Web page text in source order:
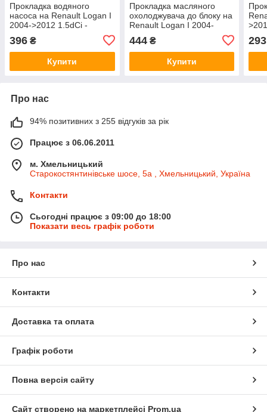
Прокладка водяного
насоса на Renault Logan I
2004->2012 1.5dCi -
21014-00Q0C
396 ₴
Купити
Прокладка масляного
охолоджувача до блоку на
Renault Logan I 2004-
>2012 1.5 dCi — Renault
(Оригінал) - 7701051538
444₴
Купити
293
Про нас
94% позитивних з 255 відгуків за рік
Працює з 06.06.2011
м. Хмельницький
Старокостянтинівське шосе, 5а , Хмельницький, Україна
Контакти
Сьогодні працює з 09:00 до 18:00
Показати весь графік роботи
Про нас
Контакти
Доставка та оплата
Графік роботи
Повна версія сайту
Сайт створено на маркетплейсі Prom.ua